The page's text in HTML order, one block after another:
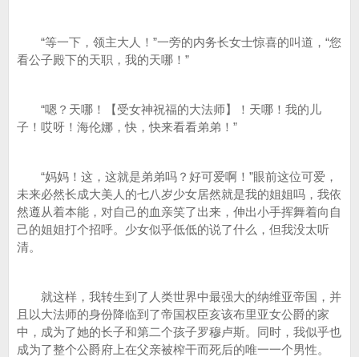
“等一下，领主大人！”一旁的内务长女士惊喜的叫道，“您
看公子殿下的天职，我的天哪！”
“嗯？天哪！【受女神祝福的大法师】！天哪！我的儿
子！哎呀！海伦娜，快，快来看看弟弟！”
“妈妈！这，这就是弟弟吗？好可爱啊！”眼前这位可爱，
未来必然长成大美人的七八岁少女居然就是我的姐姐吗，我依
然遵从着本能，对自己的血亲笑了出来，伸出小手挥舞着向自
己的姐姐打个招呼。少女似乎低低的说了什么，但我没太听
清。
就这样，我转生到了人类世界中最强大的纳维亚帝国，并
且以大法师的身份降临到了帝国权臣亥该布里亚女公爵的家
中，成为了她的长子和第二个孩子罗穆卢斯。同时，我似乎也
成为了整个公爵府上在父亲被榨干而死后的唯一一个男性。